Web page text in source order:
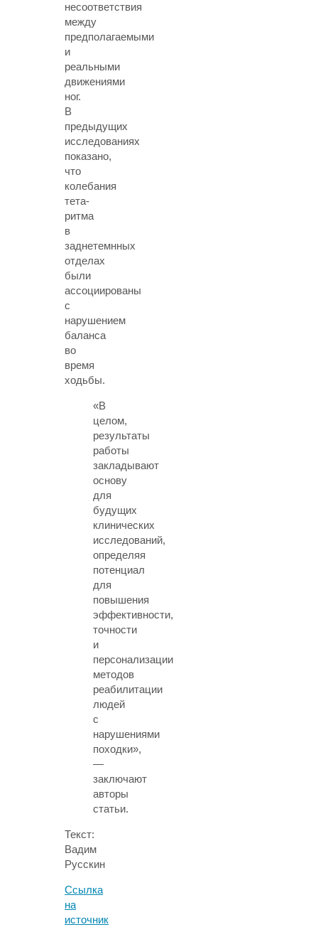
несоответствия
между
предполагаемыми
и
реальными
движениями
ног.
В
предыдущих
исследованиях
показано,
что
колебания
тета-
ритма
в
заднетемнных
отделах
были
ассоциированы
с
нарушением
баланса
во
время
ходьбы.
«В
целом,
результаты
работы
закладывают
основу
для
будущих
клинических
исследований,
определяя
потенциал
для
повышения
эффективности,
точности
и
персонализации
методов
реабилитации
людей
с
нарушениями
походки»,
—
заключают
авторы
статьи.
Текст:
Вадим
Русскин
Ссылка
на
источник